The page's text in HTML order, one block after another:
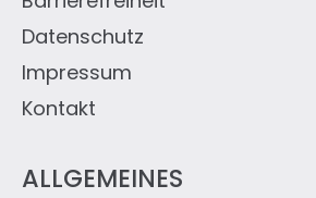
ALLGEMEINES
Kontakt
Impressum
Datenschutz